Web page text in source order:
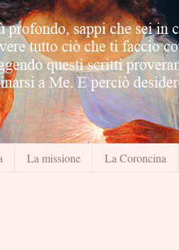
La missione La Coroncina